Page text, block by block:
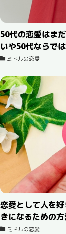
50代の恋愛はま
いや50代ならで
ミドルの恋愛
恋愛として人を
きになるための
ミドルの恋愛